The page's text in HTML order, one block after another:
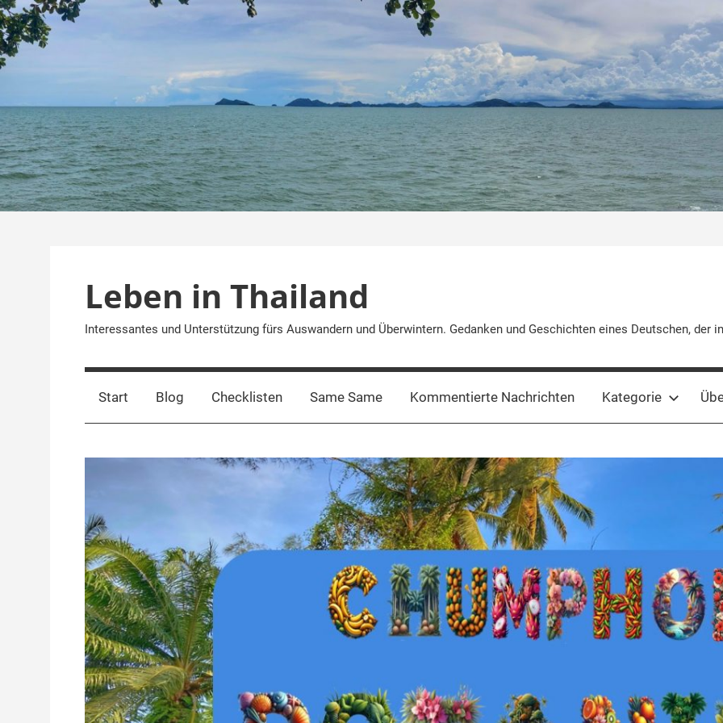
Zum
Inhalt
springen
Leben in Thailand
Interessantes und Unterstützung fürs Auswandern und Überwintern. Gedanken und Geschichten eines Deutschen, der
Start Blog Checklisten Same Same Kommentierte Nachrichten Kategorie